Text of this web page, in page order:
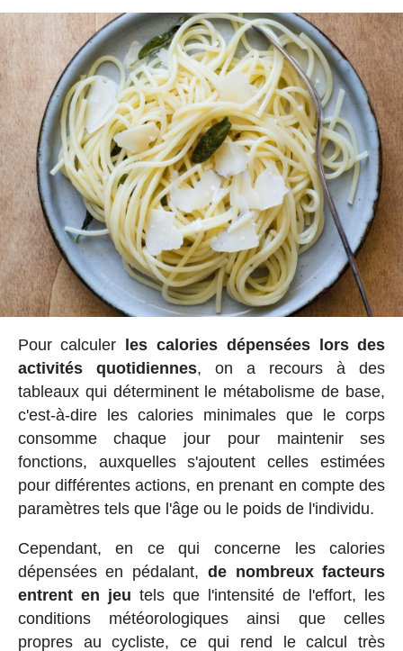
Pour calculer les calories dépensées lors des
activités quotidiennes, on a recours à des
tableaux qui déterminent le métabolisme de base,
c'est-à-dire les calories minimales que le corps
consomme chaque jour pour maintenir ses
fonctions, auxquelles s'ajoutent celles estimées
pour différentes actions, en prenant en compte des
paramètres tels que l'âge ou le poids de l'individu.
Cependant, en ce qui concerne les calories
dépensées en pédalant, de nombreux facteurs
entrent en jeu tels que l'intensité de l'effort, les
conditions météorologiques ainsi que celles
propres au cycliste, ce qui rend le calcul très